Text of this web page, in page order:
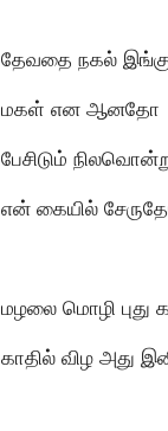
தேவதை நகல்
மகள் என ஆனதோ
பேசிடும்
என் கையில்
மழலை மொழி புது
காதில் விழ அது